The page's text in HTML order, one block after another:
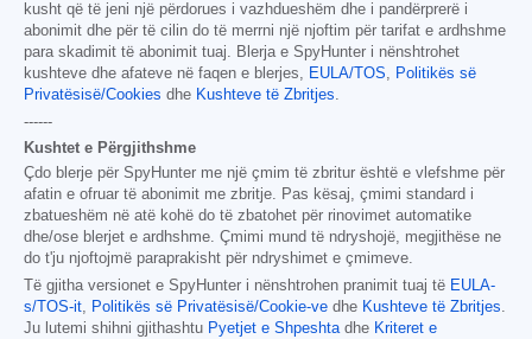
kusht që të jeni një përdorues i vazhdueshëm dhe i pandërprerë i
abonimit dhe për të cilin do të merrni një njoftim për tarifat e ardhshme
para skadimit të abonimit tuaj. Blerja e SpyHunter i nënshtrohet
kushteve dhe afateve në faqen e blerjes, EULA/TOS, Politikës së
Privatësisë/Cookies dhe Kushteve të Zbritjes.
------
Kushtet e Përgjithshme
Çdo blerje për SpyHunter me një çmim të zbritur është e vlefshme për
afatin e ofruar të abonimit me zbritje. Pas kësaj, çmimi standard i
zbatueshëm në atë kohë do të zbatohet për rinovimet automatike
dhe/ose blerjet e ardhshme. Çmimi mund të ndryshojë, megjithëse ne
do t'ju njoftojmë paraprakisht për ndryshimet e çmimeve.
Të gjitha versionet e SpyHunter i nënshtrohen pranimit tuaj të EULA-
s/TOS-it, Politikës së Privatësisë/Cookie-ve dhe Kushteve të Zbritjes.
Ju lutemi shihni gjithashtu Pyetjet e Shpeshtadhe Kriteret e